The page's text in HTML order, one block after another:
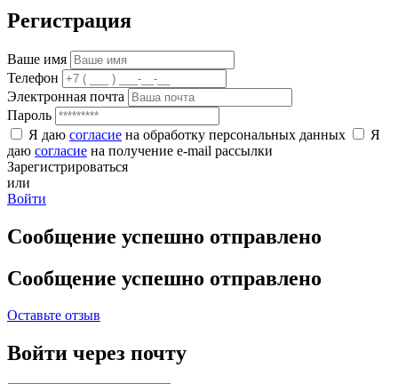
Регистрация
Ваше имя
Телефон
Электронная почта
Пароль
Я даю согласие на обработку персональных данных
Я
даю согласие на получение e-mail рассылки
Зарегистрироваться
или
Войти
Сообщение успешно отправлено
Сообщение успешно отправлено
Оставьте отзыв
Войти через почту